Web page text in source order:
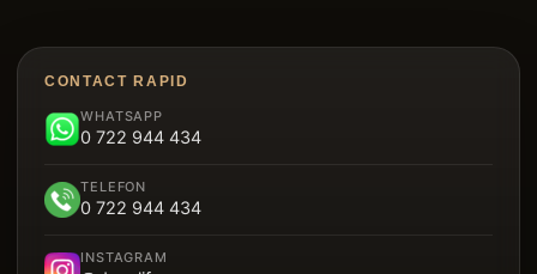
Panouri Decorative Cristal Carbon
Parchet SPC
Garduri
Brâu Decorative Duropolimer
Riflaje Polimer
Panou Sandwich Decorativ
CONTACT RAPID
WHATSAPP
0 722 944 434
TELEFON
0 722 944 434
INSTAGRAM